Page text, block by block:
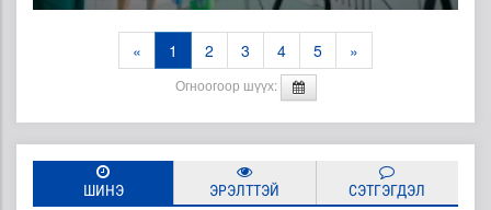
« 1 2 3 4 5 »
Огноогоор шүүх:
ШИНЭ ЭРЭЛТТЭЙ СЭТГЭГДЭЛ